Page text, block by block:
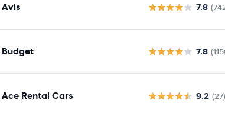
Avis 7.8
Budget 7.8
Ace Rental Cars 9.2 (27)